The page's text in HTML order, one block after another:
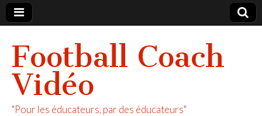
Football Coach
Vidéo
"Pour les éducateurs, par des éducateurs"